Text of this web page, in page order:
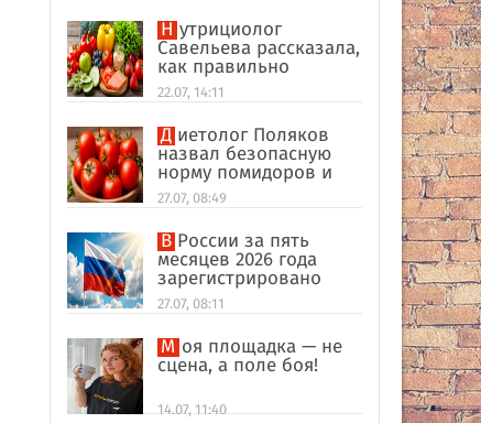
Нутрициолог
Савельева рассказала,
как правильно
формировать
пищевые привычки
22.07, 14:11
Диетолог Поляков
назвал безопасную
норму помидоров и
огурцов
27.07, 08:49
В России за пять
месяцев 2026 года
зарегистрировано
рекордное число
иностранных
компаний
27.07, 08:11
Моя площадка — не
сцена, а поле боя!
14.07, 11:40